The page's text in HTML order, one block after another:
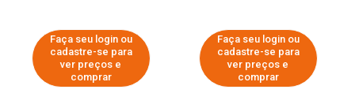
Faça seu login ou
cadastre-se para
ver preços e
comprar
Faça seu login ou
cadastre-se para
ver preços e
comprar